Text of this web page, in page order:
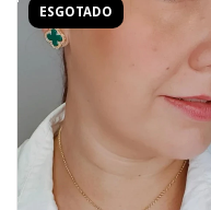
ESGOTADO